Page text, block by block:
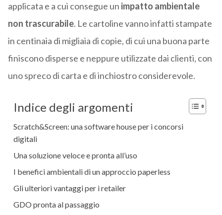
applicata e a cui consegue un impatto ambientale
non trascurabile. Le cartoline vanno infatti stampate
in centinaia di migliaia di copie, di cui una buona parte
finiscono disperse e neppure utilizzate dai clienti, con
uno spreco di carta e di inchiostro considerevole.
Indice degli argomenti
Scratch&Screen: una software house per i concorsi
digitali
Una soluzione veloce e pronta all’uso
I benefici ambientali di un approccio paperless
Gli ulteriori vantaggi per i retailer
GDO pronta al passaggio